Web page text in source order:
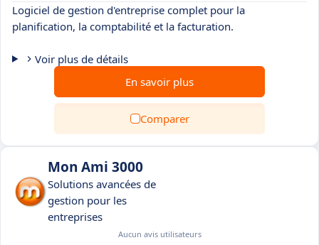
Logiciel de gestion d'entreprise complet pour la
planification, la comptabilité et la facturation.
Voir plus de détails
En savoir plus
Comparer
Mon Ami 3000
Solutions avancées de
gestion pour les
entreprises
Aucun avis utilisateurs